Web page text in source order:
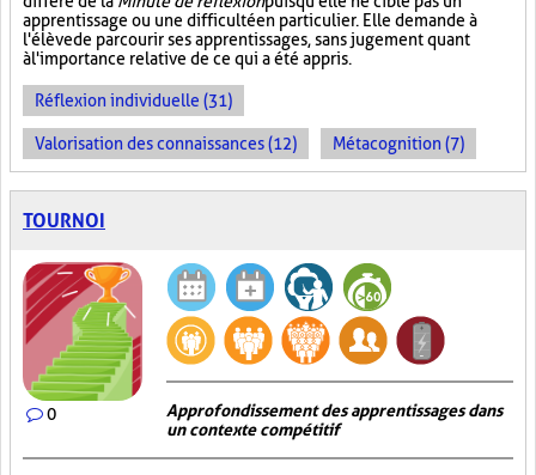
apprentissage ou une difficulté en particulier. Elle demande à
l'élève de parcourir ses apprentissages, sans jugement quant
à l'importance relative de ce qui a été appris.
Réflexion individuelle (31)
Valorisation des connaissances (12) Métacognition (7)
TOURNOI
0
Approfondissement des apprentissages dans
un contexte compétitif